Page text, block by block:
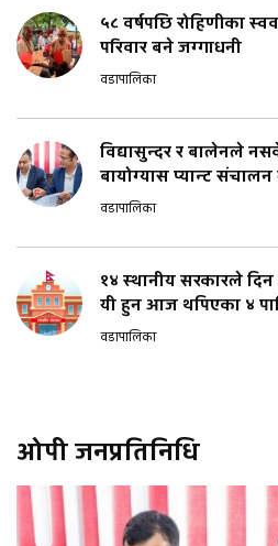
५८ वर्षपछि रोहिणीका
परिवार बने जग्गाधनी
वडापालिका
विद्यासुन्दर र बालेनले
बायोग्यास प्यान्ट संचालन
वडापालिका
१४ स्थानीय सरकारले
यी हुन आज थपिएका ४
वडापालिका
ओपी जनप्रतिनिधि